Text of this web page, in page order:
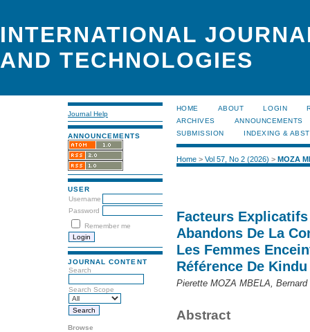
INTERNATIONAL
AND TECHNOLOGIES
Journal Help
ANNOUNCEMENTS
USER
Username
Password
Remember me
JOURNAL CONTENT
Search
Search Scope
Browse
HOME ABOUT LOGIN
ARCHIVES
ANNOUNCEMENTS
SUBMISSION
INDEXING &
Home> Vol 57, No 2 (2026) > MOZA
Facteurs
Abandons De La
Les Femmes
Référence De Kindu
Pierette MOZA MBELA,
Abstract